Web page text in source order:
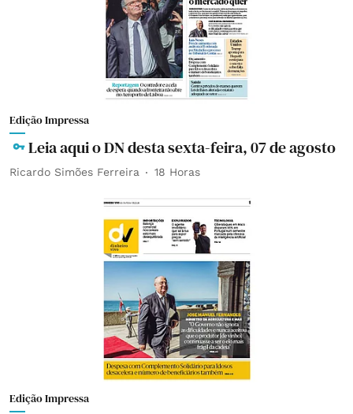
Edição Impressa
Leia aqui o DN desta sexta-feira, 07 de agosto
Ricardo Simões Ferreira 18 Horas
Edição Impressa